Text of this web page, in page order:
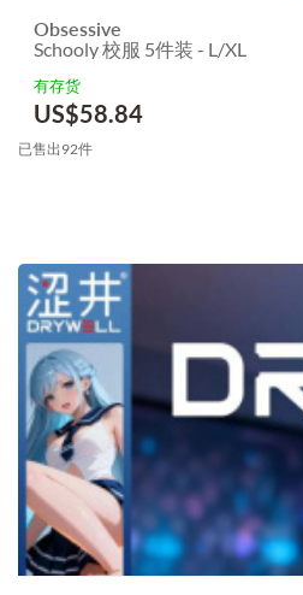
Obsessive
Schooly 校服 5件装 - L/XL
有存货
US$58.84
已售出92件